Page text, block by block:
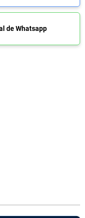
de Whatsapp